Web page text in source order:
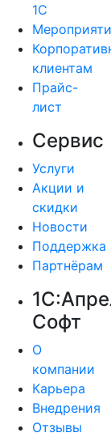
1С
клиентам
Прайс-
лист
Сервис
Услуги
Акции и
скидки
Новости
Поддержка
Партнёрам
Софт
О
компании
Карьера
Внедрения
Отзывы